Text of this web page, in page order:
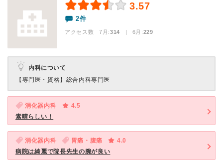
3.57
2件
アクセス数 7月:314 | 6月:229
内科について
【専門医・資格】 総合内科専門医
消化器内科
4.5
素晴らしい！
消化器内科 胃痛・腹痛
4.0
病院は綺麗で院長先生の腕が良い